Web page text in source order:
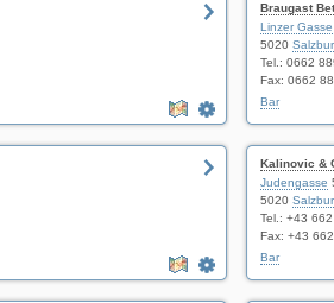
Braugast
Linzer Gasse
5020
Tel.: 0662
Fax: 0662
Bar
Kalinovic &
Judengasse
5020
Tel.: +43
Fax: +43
Bar